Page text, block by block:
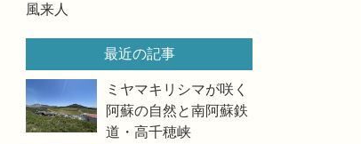
風来人
最近の記事
ミヤマキリシマが咲く
阿蘇の自然と南阿蘇鉄
道・高千穂峡